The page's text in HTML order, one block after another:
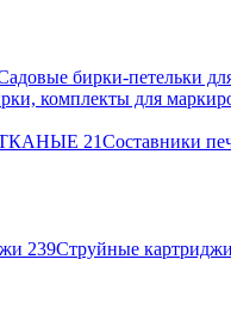
бирки-петельки
комплекты для
21Составники
239Струйные картриджи